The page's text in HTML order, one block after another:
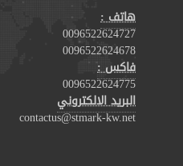
هاتف :
0096522624727
0096522624678
فاكس :
0096522624775
البريد الالكتروني
contactus@stmark-kw.net